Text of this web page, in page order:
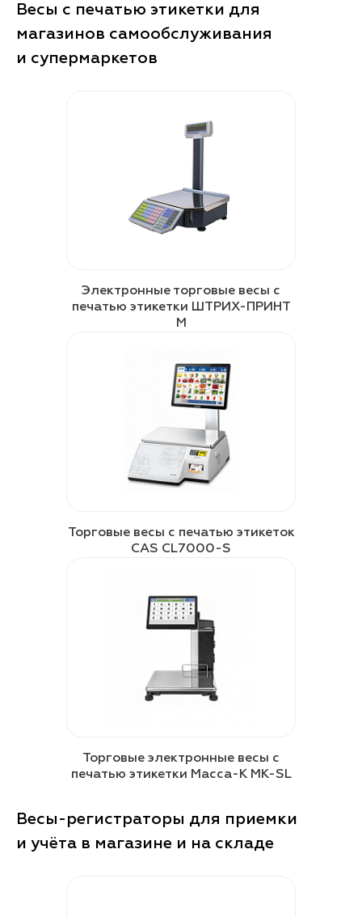
Весы с печатью этикетки для
магазинов самообслуживания
и супермаркетов
Электронные торговые весы с
печатью этикетки ШТРИХ-ПРИНТ
М
Торговые весы с печатью этикеток
CAS CL7000-S
Торговые электронные весы с
печатью этикетки Масса-К MK-SL
Весы-регистраторы для приемки
и учёта в магазине и на складе